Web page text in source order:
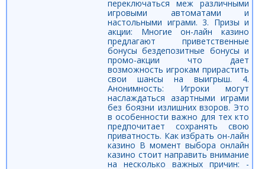
переключаться меж различными
игровыми автоматами и
настольными играми. 3. Призы и
акции: Многие он-лайн казино
предлагают приветственные
бонусы бездепозитные бонусы и
промо-акции что дает
возможность игрокам прирастить
свои шансы на выигрыш. 4.
Анонимность: Игроки могут
наслаждаться азартными играми
без боязни излишних взоров. Это
в особенности важно для тех кто
предпочитает сохранять свою
приватность. Как избрать он-лайн
казино В момент выбора онлайн
казино стоит направить внимание
на несколько важных причин: -